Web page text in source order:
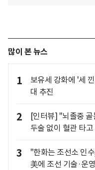
많이 본 뉴스
1
보유세 강화에 '세
대 추진
2
[인터뷰] "뇌졸중
두술 없이 혈관 타
3
"한화는 조선소 인
美에 조선 기술·운